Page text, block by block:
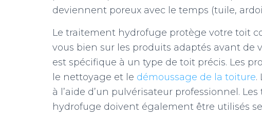
deviennent poreux avec le temps (tuile,
Le traitement hydrofuge protège votre toit
vous bien sur les produits adaptés avant de
est spécifique à un type de toit précis. Les
le nettoyage et le démoussage de la toiture.
à l’aide d’un pulvérisateur professionnel.
hydrofuge doivent également être utilisés